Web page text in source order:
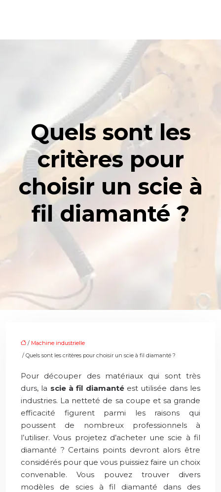
Quels sont les
critères pour
choisir un scie à
fil diamanté ?
/ Machine industrielle
/ Quels sont les critères pour choisir un scie à fil diamanté ?
Pour découper des matériaux qui sont très
durs, la scie à fil diamantéest utilisée dans les
industries. La netteté de sa coupe et sa grande
efficacité figurent parmi les raisons qui
poussent de nombreux professionnels à
l’utiliser. Vous projetez d’acheter une scie à fil
diamanté ? Certains points devront alors être
considérés pour que vous puissiez faire un choix
convenable. Vous pouvez trouver divers
modèles de scies à fil diamanté dans des